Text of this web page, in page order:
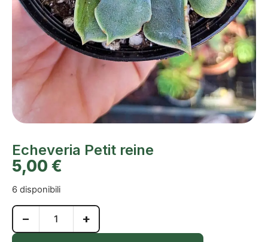
Echeveria Petit reine
5,00 €
6 disponibili
− +